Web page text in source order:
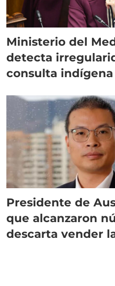
Ministerio del
detecta
consulta indígena
Presidente de
que alcanzaron
descarta vender